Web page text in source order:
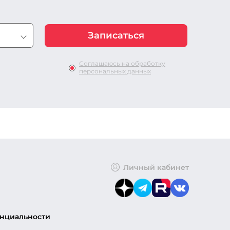
Соглашаюсь на обработку
персональных данных
Личный кабинет